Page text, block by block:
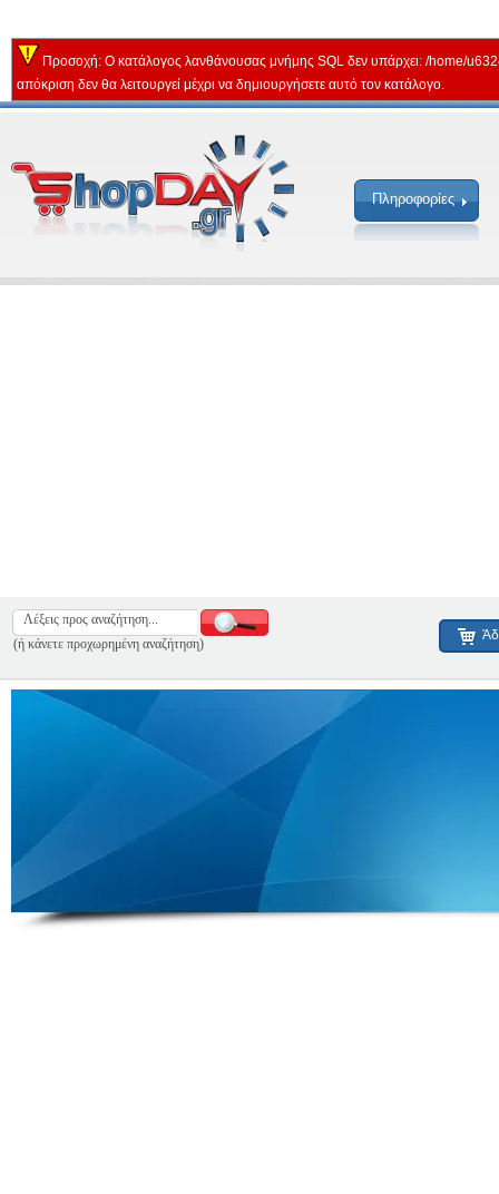
Προσοχή: Ο κατάλογος λανθάνουσας μνήμης SQL δεν υπάρχει: /home/
απόκριση δεν θα λειτουργεί μέχρι να δημιουργήσετε αυτό τον κατάλογο.
Πληροφορίες
(ή κάνετε προχωρημένη αναζήτηση)